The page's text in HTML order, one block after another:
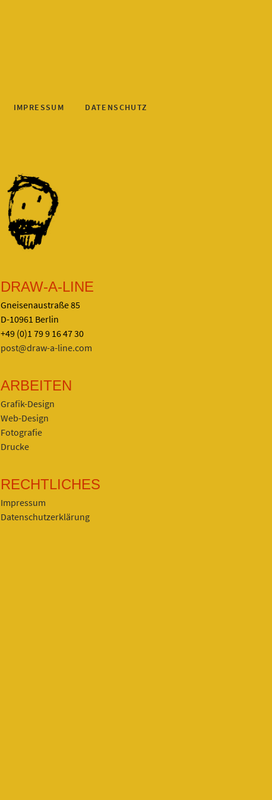
IMPRESSUM DATENSCHUTZ
DRAW-A-LINE
Gneisenaustraße 85
D-10961 Berlin
+49 (0)1 79 9 16 47 30
post@draw-a-line.com
ARBEITEN
Grafik-Design
Web-Design
Fotografie
Drucke
RECHTLICHES
Impressum
Datenschutzerklärung